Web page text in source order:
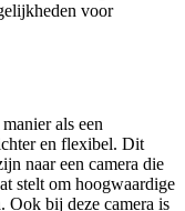
voor
als een
en flexibel. Dit
naar een camera die
stelt om hoogwaardige
Ook bij deze camera is